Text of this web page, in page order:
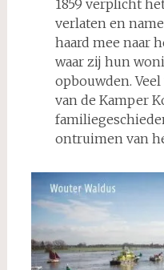
1859 verplicht
verlaten en
haard mee naar
waar zij hun
opbouwden.
van de Kamper
ontruimen van